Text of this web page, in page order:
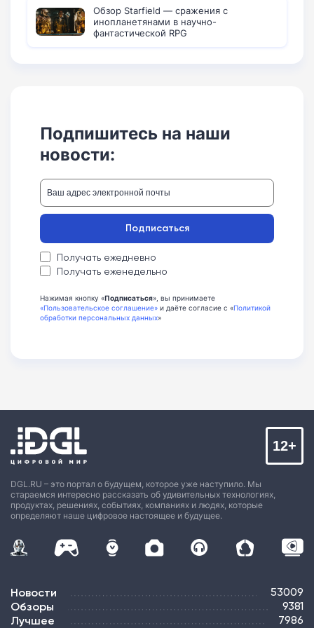
Обзор Starfield — сражения с
инопланетянами в научно-
фантастической RPG
Подпишитесь на наши
новости:
Получать ежедневно
Получать еженедельно
Подписаться
Нажимая кнопку «Подписаться», вы принимаете
«Пользовательское соглашение» и даёте согласие с «Политикой
обработки персональных данных»
DGL.RU – это портал о будущем, которое уже наступило. Мы
стараемся интересно рассказать об удивительных технологиях,
продуктах, решениях, событиях, компаниях и людях, которые
определяют наше цифровое настоящее и будущее.
12+
Новости 53009
Обзоры 9381
Лучшее 7986